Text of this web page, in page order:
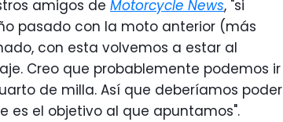
amigos de Motorcycle News, "si
pasado con la moto anterior (más
con esta volvemos a estar al
Creo que probablemente podemos ir
de milla. Así que deberíamos poder
es el objetivo al que apuntamos".